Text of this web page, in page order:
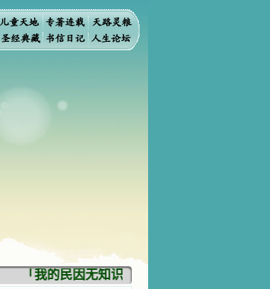
「我的民因无知识而灭亡。你弃掉知识，我